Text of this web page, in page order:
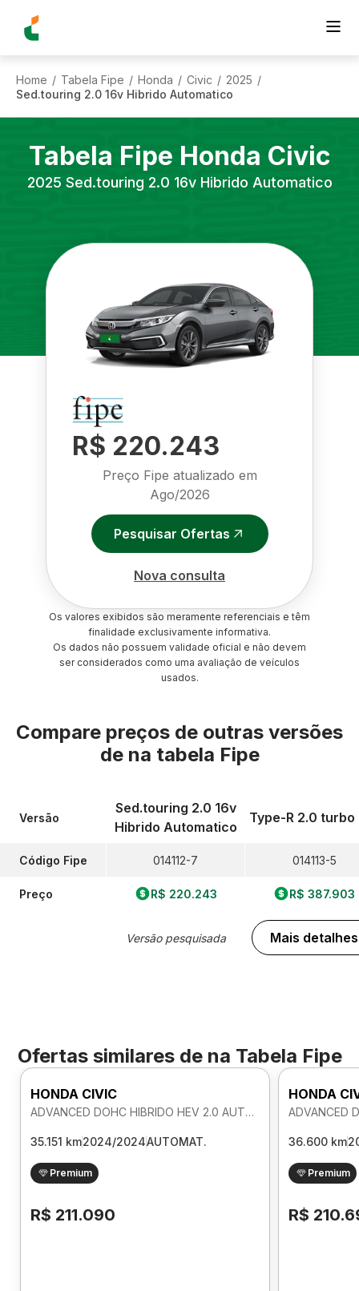
Home / Tabela Fipe / Honda / Civic / 2025 /
Sed.touring 2.0 16v Hibrido Automatico
Tabela Fipe Honda Civic
2025 Sed.touring 2.0 16v Hibrido Automatico
R$ 220.243
Preço Fipe atualizado em
Ago/2026
Pesquisar Ofertas
Nova consulta
Os valores exibidos são meramente referenciais e têm
finalidade exclusivamente informativa.
Os dados não possuem validade oficial e não devem
ser considerados como uma avaliação de veículos
usados.
Compare preços de outras versões
de na tabela Fipe
Versão
Código Fipe
Preço
Sed.touring 2.0 16v
Hibrido Automatico
014112-7
R$ 220.243
Versão pesquisada
Type-R 2.0 turbo
014113-5
R$ 387.903
Mais detalhes
Ofertas similares de na Tabela Fipe
HONDA CIVIC
ADVANCED DOHC HIBRIDO HEV 2.0 AUTOMATICO
35.151 km2024/2024AUTOMAT.
Premium
R$ 211.090
HONDA
36.600 km
Premium
R$